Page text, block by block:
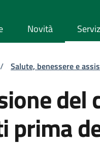
Novità
pane
/ Salute, benessere e
prima